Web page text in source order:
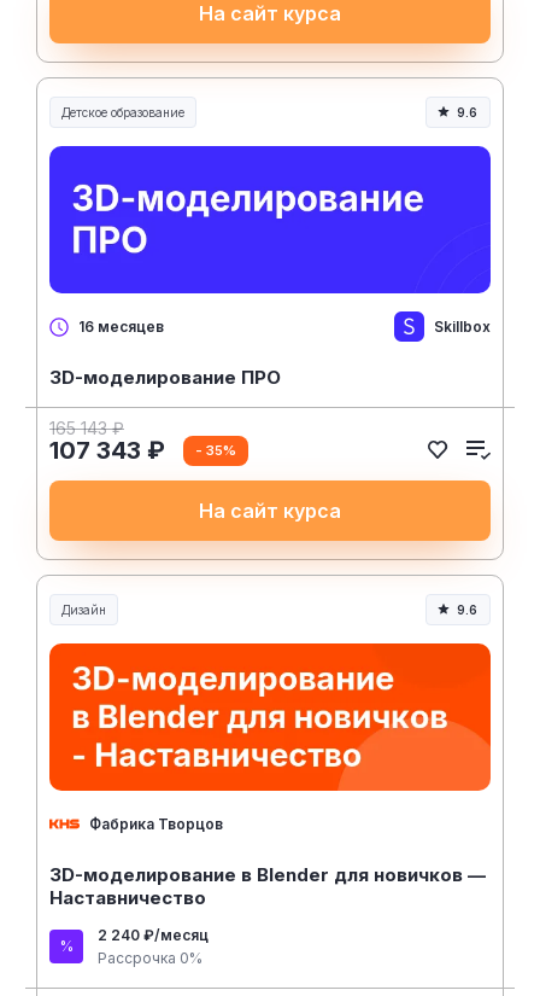
На сайт курса
Детское образование 9.6
16 месяцев Skillbox
3D-моделирование ПРО
165 143 ₽
107 343 ₽ - 35%
На сайт курса
Дизайн 9.6
Фабрика Творцов
3D-моделирование в Blender для новичков —
Наставничество
2 240 ₽/месяц
Рассрочка 0%